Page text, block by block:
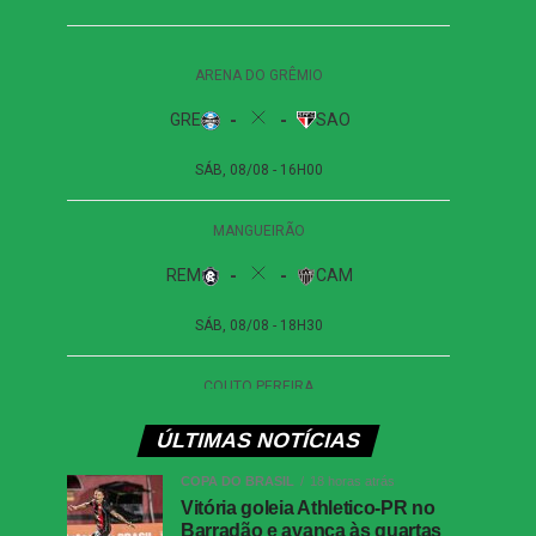
ÚLTIMAS NOTÍCIAS
COPA DO BRASIL 18 horas atrás
Vitória goleia Athletico-PR no
Barradão e avança às quartas